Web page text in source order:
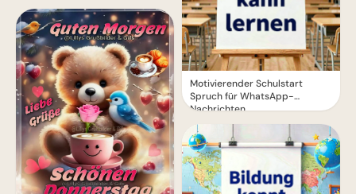
Motivierender Schulstart
Spruch für WhatsApp-
Nachrichten